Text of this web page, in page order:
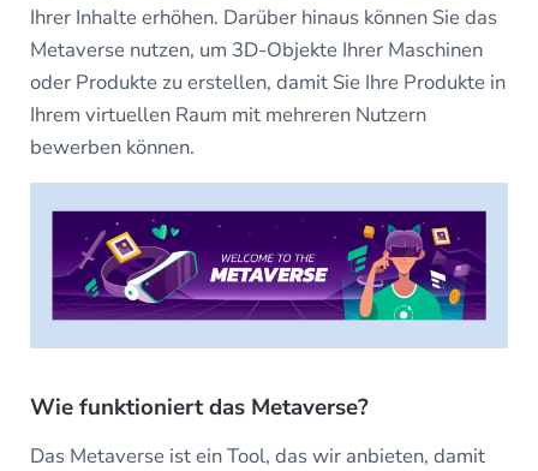
Ihrer Inhalte erhöhen. Darüber hinaus können Sie das
Metaverse nutzen, um 3D-Objekte Ihrer Maschinen
oder Produkte zu erstellen, damit Sie Ihre Produkte in
Ihrem virtuellen Raum mit mehreren Nutzern
bewerben können.
Wie funktioniert das Metaverse?
Das Metaverse ist ein Tool, das wir anbieten, damit